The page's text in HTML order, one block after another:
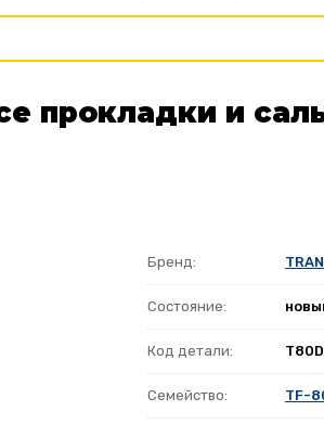
прокладки и
Бренд:
Состояние:
Код детали:
Семейство: TF-